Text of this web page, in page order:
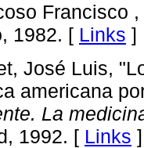
Francisco ,
1982. [ Links ]
José Luis,
americana
La
1992. [ Links ]